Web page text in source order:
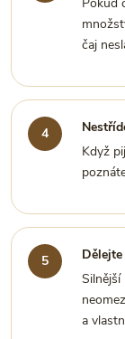
čaj
Když
Silnější
a